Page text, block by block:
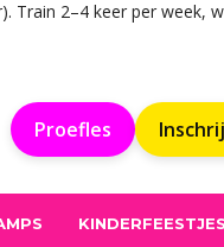
Train 2–4 keer per
Proefles
KINDERFEESTJES